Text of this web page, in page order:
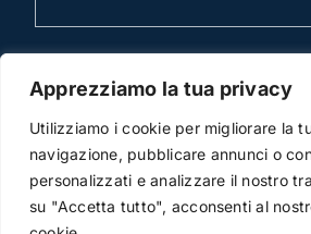
Apprezziamo la tua privacy
Utilizziamo i cookie per migliorare la
navigazione, pubblicare annunci o
personalizzati e analizzare il nostro
su "Accetta tutto", acconsenti al
invia mail